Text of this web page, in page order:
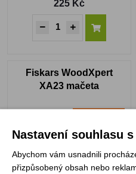
225 Kč
Fiskars WoodXpert
XA23 mačeta
Nastavení souhlasu
Abychom vám usnadnili
přizpůsobený obsah nebo